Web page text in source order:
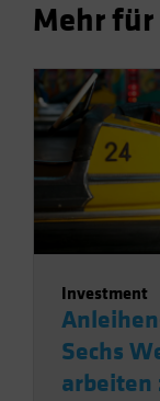
Mehr für
Investment
Sechs
arbeiten